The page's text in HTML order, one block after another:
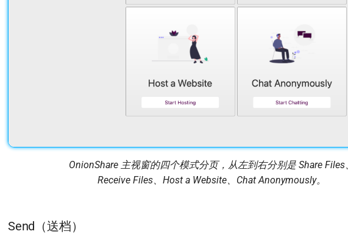
OnionShare 主视窗的四个模式分页，从左到右分别是 Share Files
Receive Files、Host a Website、Chat Anonymously。
Send（送档）